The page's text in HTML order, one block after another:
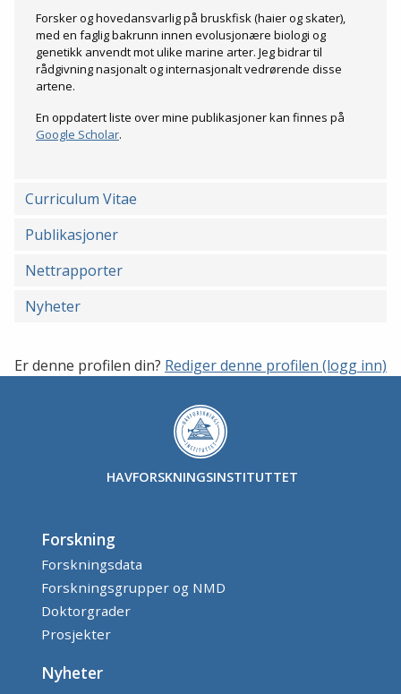
Forsker og hovedansvarlig på bruskfisk (haier og skater),
med en faglig bakrunn innen evolusjonære biologi og
genetikk anvendt mot ulike marine arter. Jeg bidrar til
rådgivning nasjonalt og internasjonalt vedrørende disse
artene.
En oppdatert liste over mine publikasjoner kan finnes på
Google Scholar.
Curriculum Vitae
Publikasjoner
Nettrapporter
Nyheter
Er denne profilen din? Rediger denne profilen (logg inn)
HAVFORSKNINGSINSTITUTTET
Forskning
Forskningsdata
Forskningsgrupper og NMD
Doktorgrader
Prosjekter
Nyheter